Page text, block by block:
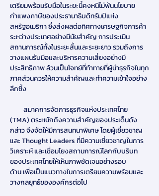
เตรียมพร้อมรับมือในระยะนี้คงหนีไม่พ้นนโยบาย
กำแพงภาษีของประธานาธิบดีทรัมป์แห่ง
สหรัฐอเมริกา ซึ่งส่งผลต่อทิศทางเศรษฐกิจการค้า
ระหว่างประเทศอย่างมีนัยสำคัญ การประเมิน
สถานการณ์ทั้งในระยะสั้นและระยะยาว รวมถึงการ
วางแผนรับมือและบริหารความเสี่ยงอย่างมี
ประสิทธิภาพ ล้วนเป็นโจทย์ที่ท้าทายที่ผู้นำธุรกิจในทุก
ภาคส่วนควรให้ความสำคัญและทำความเข้าใจอย่าง
ลึกซึ้ง
สมาคการจัดการธุรกิจแห่งประเทศไทย
(TMA) ตระหนักถึงความสำคัญของประเด็นดัง
กล่าว จึงจัดให้มีการสนทนาพิเศษ โดยผู้เชี่ยวชาญ
และ Thought Leaders ที่มีความเชี่ยวชาญในการ
วิเคราะห์ และเชื่อมโยงสถานการณ์โลกกับบริบท
ของประเทศไทยให้เห็นภาพชัดเจนอย่างรอบ
ด้าน เพื่อเป็นแนวทางในการเตรียมความพร้อมและ
วางกลยุทธ์ขององค์กรต่อไป